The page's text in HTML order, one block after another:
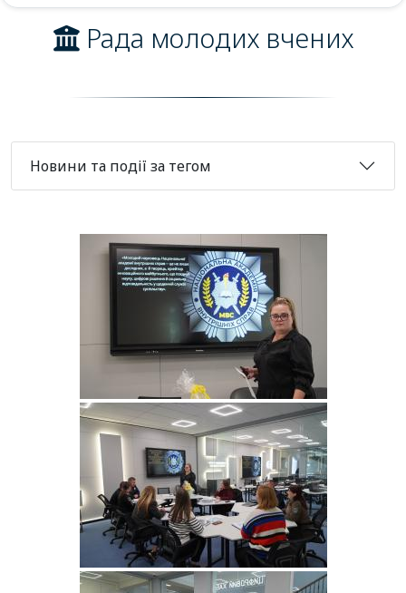
Рада молодих вчених
Новини та події за тегом